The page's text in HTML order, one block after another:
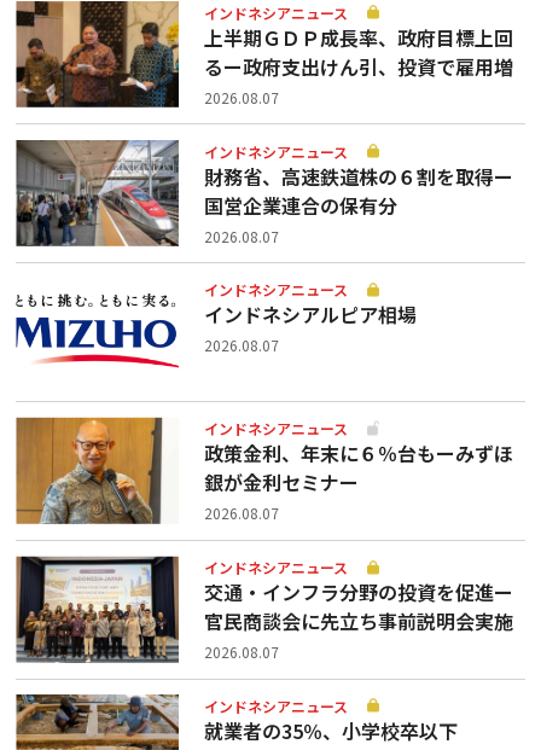
インドネシアニュース
上半期ＧＤＰ成長率、政府目標上回
るー政府支出けん引、投資で雇用増
2026.08.07
インドネシアニュース
財務省、高速鉄道株の６割を取得ー
国営企業連合の保有分
2026.08.07
インドネシアニュース
インドネシアルピア相場
2026.08.07
インドネシアニュース
政策金利、年末に６％台もーみずほ
銀が金利セミナー
2026.08.07
インドネシアニュース
交通・インフラ分野の投資を促進ー
官民商談会に先立ち事前説明会実施
2026.08.07
インドネシアニュース
就業者の35％、小学校卒以下